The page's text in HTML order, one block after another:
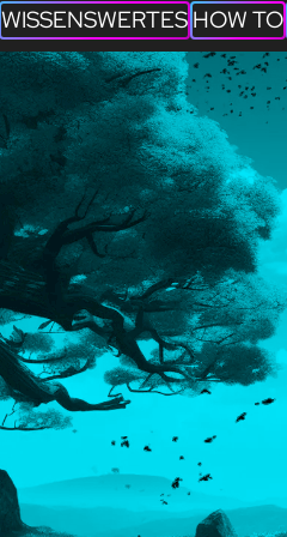
WISSENSWERTES HOW TO